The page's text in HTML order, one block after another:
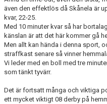
även den effektlös då Skånela är
kvar, 22-25.
Med 10 minuter kvar så har
känslan är att det här kommer gå
Men allt kan hända i denna sport,
straffkast senare så vinner
Vi leder med en boll med tre
som tänkt tyvärr.
Det är fortsatt många och viktiga
ett mycket viktigt 08 derby på